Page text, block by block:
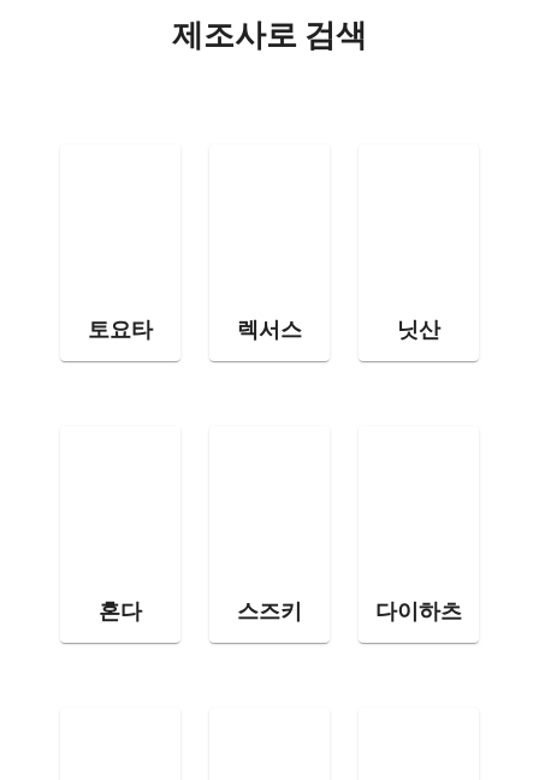
제조사로 검색
토요타 렉서스 닛산
혼다 스즈키 다이하츠